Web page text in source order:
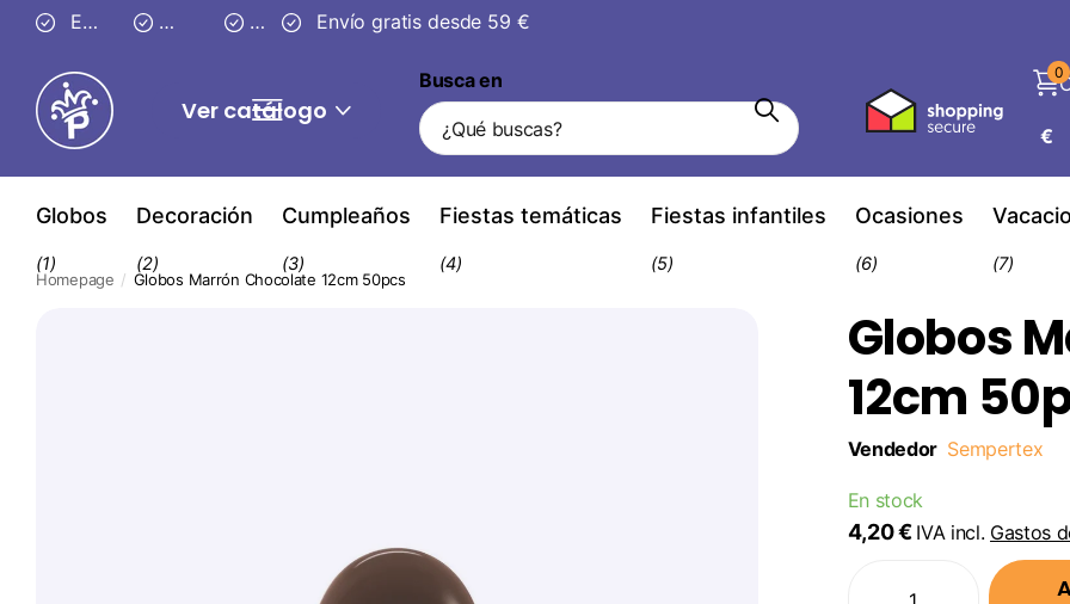
Entrega segura en 3–4 días
Envío gratis desde 59 €
30 díasde devolución
Envío gratis desde 59 €
Ver catálogo
Busca en 0
€
Globos
(1)
Decoración
(2)
Cumpleaños
(3)
Fiestas temáticas
(4)
Fiestas infantiles
(5)
Ocasiones
(6) (7)
Homepage Globos Marrón Chocolate 12cm 50pcs
Globos
12cm
Vendedor Sempertex
En stock
4,20 € IVA incl. Gastos